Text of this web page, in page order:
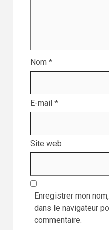
Nom *
E-mail *
Site web
Enregistrer mon
dans le navigateur
commentaire.